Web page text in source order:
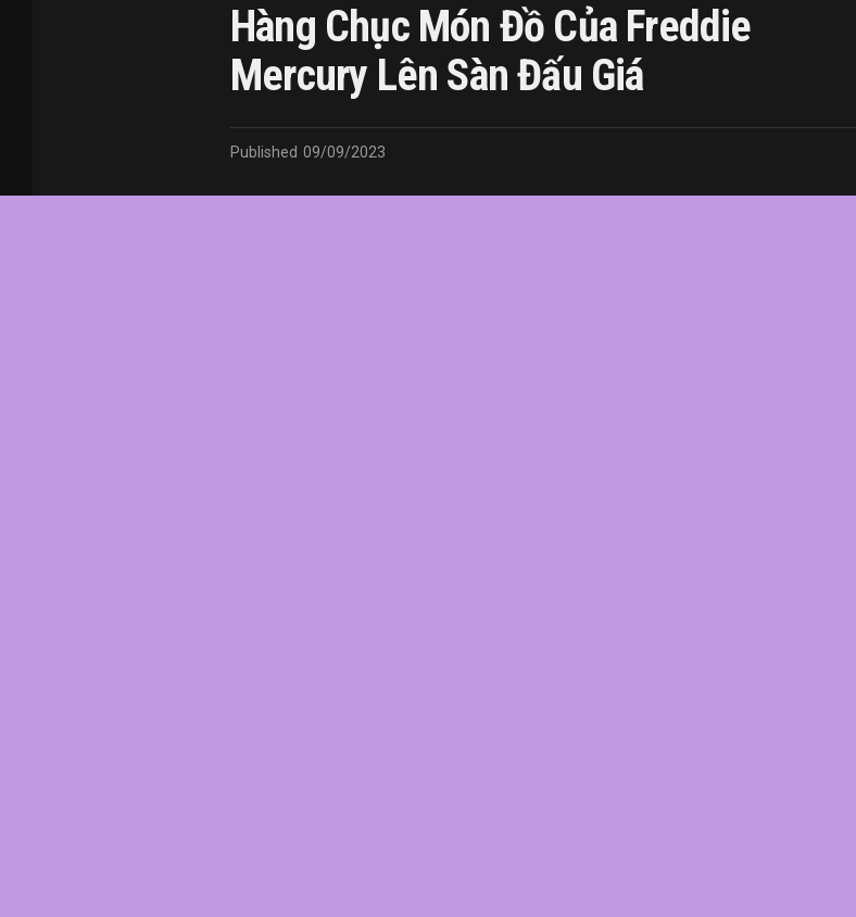
Hàng Chục Món Đồ Của Freddie
Mercury Lên Sàn Đấu Giá
Published 09/09/2023